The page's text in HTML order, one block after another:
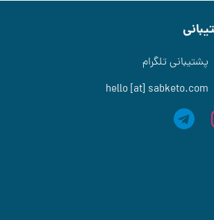
پشتیبانی تلگرام
hello [at] sabketo.com